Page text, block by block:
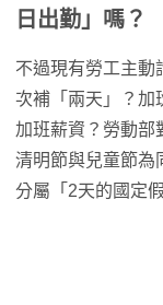
日出勤」嗎？
不過現有勞工主動
次補「兩天」？加
加班薪資？勞動部
清明節與兒童節為
分屬「2天的國定